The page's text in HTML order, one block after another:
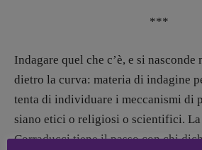
***
Indagare quel che c’è, e si nasconde
dietro la curva: materia di indagine
tenta di individuare i meccanismi di
siano etici o religiosi o scientifici. La
Corraducci tiene il passo con chi